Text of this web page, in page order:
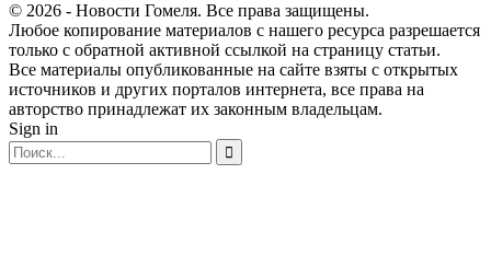
© 2026 - Новости Гомеля. Все права защищены.
Любое копирование материалов с нашего ресурса разрешается
только с обратной активной ссылкой на страницу статьи.
Все материалы опубликованные на сайте взяты с открытых
источников и других порталов интернета, все права на
авторство принадлежат их законным владельцам.
Sign in